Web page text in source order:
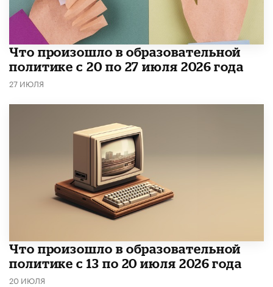
​Что произошло в образовательной
политике с 20 по 27 июля 2026 года
27 ИЮЛЯ
Что произошло в образовательной
политике с 13 по 20 июля 2026 года
20 ИЮЛЯ